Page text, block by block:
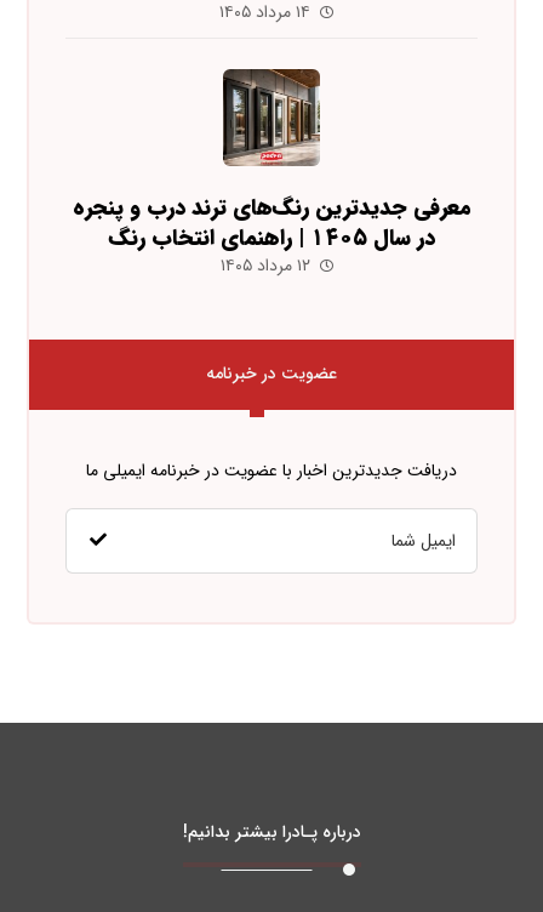
۱۴ مرداد ۱۴۰۵
معرفی جدیدترین رنگ‌های ترند درب و پنجره
در سال ۱۴۰۵ | راهنمای انتخاب رنگ
۱۲ مرداد ۱۴۰۵
عضویت در خبرنامه
دریافت جدیدترین اخبار با عضویت در خبرنامه ایمیلی ما
درباره پـادرا بیشتر بدانیم!